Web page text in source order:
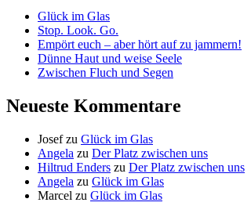
Glück im Glas
Stop. Look. Go.
Empört euch – aber hört auf zu jammern!
Dünne Haut und weise Seele
Zwischen Fluch und Segen
Neueste Kommentare
Josefzu Glück im Glas
Angela zu Der Platz zwischen uns
Hiltrud Enders zu Der Platz zwischen uns
Angela zu Glück im Glas
Marcel zu Glück im Glas